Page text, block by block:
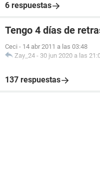
6 respuestas
Tengo 4 días de
Ceci - 14 abr 2011 a las 03:48
Zay_24 - 30 jun 2020 a las
137 respuestas